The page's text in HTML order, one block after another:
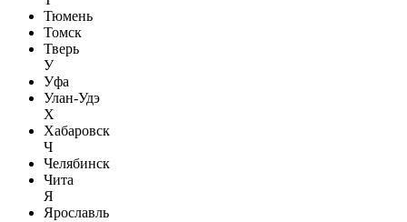
Тюмень
Томск
Тверь
У
Уфа
Улан-Удэ
Х
Хабаровск
Ч
Челябинск
Чита
Я
Ярославль